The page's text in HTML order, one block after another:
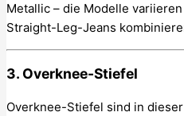
Metallic – die Modelle
Straight-Leg-Jeans
3. Overknee-Stiefel
Overknee-Stiefel sind in